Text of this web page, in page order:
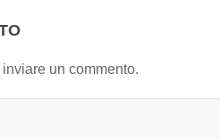
inviare un commento.